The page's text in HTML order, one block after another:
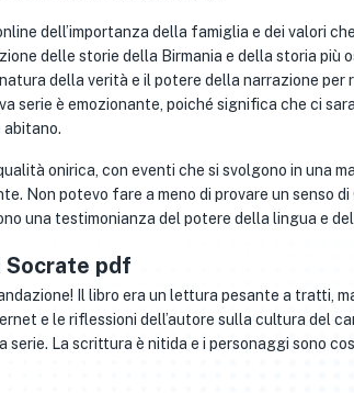
dell’importanza della famiglia e dei valori
delle storie della Birmania e della storia più
della verità e il potere della narrazione
serie è emozionante, poiché significa che ci
abitano.
onirica, con eventi che si svolgono in una
Non potevo fare a meno di provare un senso
una testimonianza del potere della lingua e
Socrate pdf
Il libro era un lettura pesante a tratti,
e le riflessioni dell’autore sulla cultura del
serie. La scrittura è nitida e i personaggi sono